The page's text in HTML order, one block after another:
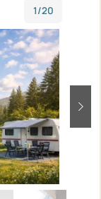
1/20